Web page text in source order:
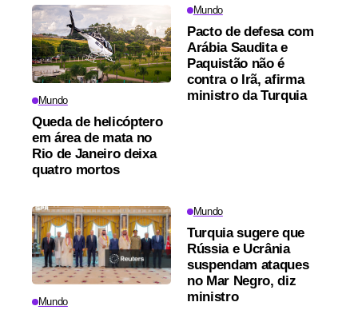
Mundo
Queda de helicóptero
em área de mata no
Rio de Janeiro deixa
quatro mortos
Mundo
Pacto de defesa com
Arábia Saudita e
Paquistão não é
contra o Irã, afirma
ministro da Turquia
Mundo
Mundo
Turquia sugere que
Rússia e Ucrânia
suspendam ataques
no Mar Negro, diz
ministro